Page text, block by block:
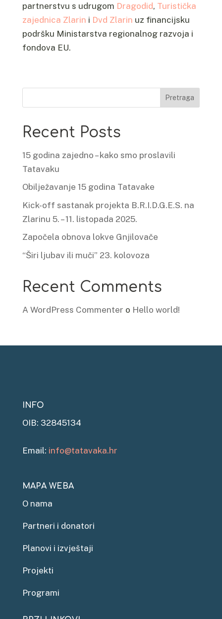
partnerstvu s udrugom Dragodid, Turistička
zajednica Zlarin i Dvd Zlarin uz financijsku
podršku Ministarstva regionalnog razvoja i
fondova EU.
Pretraga
Recent Posts
15 godina zajedno – kako smo proslavili
Tatavaku
Obilježavanje 15 godina Tatavake
Kick-off sastanak projekta B.R.I.D.G.E.S. na
Zlarinu 5. – 11. listopada 2025.
Započela obnova lokve Gnjilovače
“Širi ljubav ili muči” 23. kolovoza
Recent Comments
A WordPress Commenter o Hello world!
INFO
OIB: 32845134
Email: info@tatavaka.hr
MAPA WEBA
O nama
Partneri i donatori
Planovi i izvještaji
Projekti
Programi